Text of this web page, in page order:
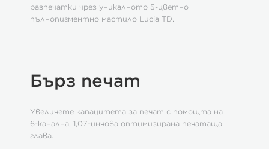
разпечатки чрез уникалното 5-цветно
пълнопигментно мастило Lucia TD.
Бърз печат
Увеличете капацитета за печат с помощта на
6-канална, 1,07-инчова оптимизирана печатаща
глава.